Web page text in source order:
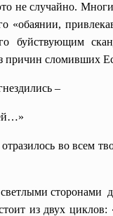
не случайно.
«обаянии,
буйствующим
причин сломивших
–
во всем
сторонами
из двух